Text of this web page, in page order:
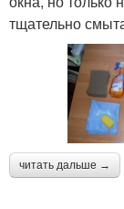
тщательно
читать дальше →